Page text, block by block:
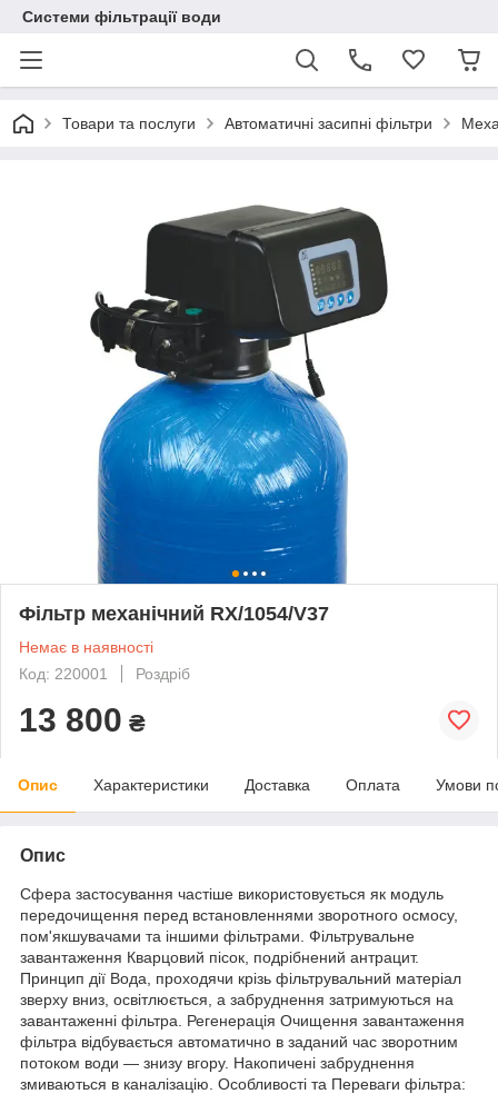
Системи фільтрації води
Товари та послуги Автоматичні засипні фільтри
Фільтр механічний RX/1054/V37
Немає в наявності
Код: 220001
Роздріб
13 800 ₴
Опис Характеристики Доставка Оплата Умови
Опис
Сфера застосування частіше використовується як модуль
передочищення перед встановленнями зворотного осмосу,
пом'якшувачами та іншими фільтрами. Фільтрувальне
завантаження Кварцовий пісок, подрібнений антрацит.
Принцип дії Вода, проходячи крізь фільтрувальний матеріал
зверху вниз, освітлюється, а забруднення затримуються на
завантаженні фільтра. Регенерація Очищення завантаження
фільтра відбувається автоматично в заданий час зворотним
потоком води — знизу вгору. Накопичені забруднення
змиваються в каналізацію. Особливості та Переваги фільтра: